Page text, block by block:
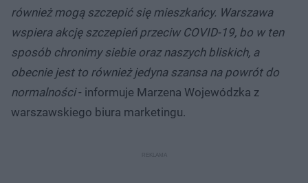
również mogą szczepić się mieszkańcy. Warszawa
wspiera akcję szczepień przeciw COVID-19, bo w ten
sposób chronimy siebie oraz naszych bliskich, a
obecnie jest to również jedyna szansa na powrót do
normalności- informuje Marzena Wojewódzka z
warszawskiego biura marketingu.